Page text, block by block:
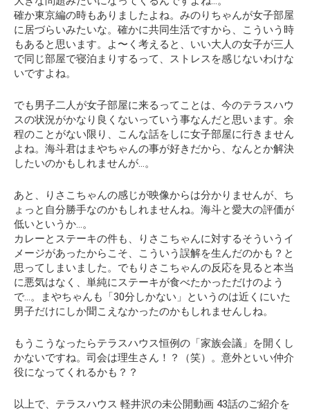
確か東京編の時もありましたよね。みのりちゃんが女子部屋
に居づらいみたいな。確かに共同生活ですから、こういう時
もあると思います。よ〜く考えると、いい大人の女子が三人
で同じ部屋で寝泊まりするって、ストレスを感じないわけな
いですよね。
でも男子二人が女子部屋に来るってことは、今のテラスハウ
スの状況がかなり良くないっていう事なんだと思います。余
程のことがない限り、こんな話をしに女子部屋に行きません
よね。海斗君はまやちゃんの事が好きだから、なんとか解決
したいのかもしれませんが…。
あと、りさこちゃんの感じが映像からは分かりませんが、ち
ょっと自分勝手なのかもしれませんね。海斗と愛大の評価が
低いというか…。
カレーとステーキの件も、りさこちゃんに対するそういうイ
メージがあったからこそ、こういう誤解を生んだのかも？と
思ってしまいました。でもりさこちゃんの反応を見ると本当
に悪気はなく、単純にステーキが食べたかっただけのよう
で…。まやちゃんも「30分しかない」というのは近くにいた
男子だけにしか聞こえなかったのかもしれませんしね。
もうこうなったらテラスハウス恒例の 「家族会議」
を開くし
かないですね。司会は理生さん！？（笑）。意外といい仲介
役になってくれるかも？？
以上で、テラスハウス 軽井沢の未公開動画 43話のご紹介を